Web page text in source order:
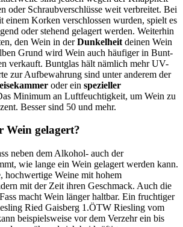
oder Schraubverschlüsse weit verbreitet. Bei
einem Korken verschlossen wurden, spielt es
oder stehend gelagert werden. Weiterhin
den Wein in derDunkelheit deinen Wein
Grund wird Wein auch häufiger in Bunt-
verkauft. Buntglas hält nämlich mehr UV-
zur Aufbewahrung sind unter anderem der
oder ein spezieller
Minimum an Luftfeuchtigkeit, um Wein zu
Besser sind 50 und mehr.
Wein gelagert?
neben dem Alkohol- auch der
wie lange ein Wein gelagert werden kann.
hochwertige Weine mit hohem
mit der Zeit ihren Geschmack. Auch die
macht Wein länger haltbar. Ein fruchtiger
Ried Gaisberg 1.ÖTW Riesling vom
beispielsweise vor dem Verzehr ein bis